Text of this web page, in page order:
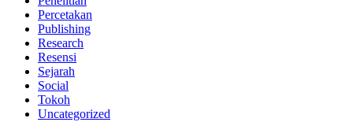
Percetakan
Publishing
Research
Resensi
Sejarah
Social
Tokoh
Uncategorized